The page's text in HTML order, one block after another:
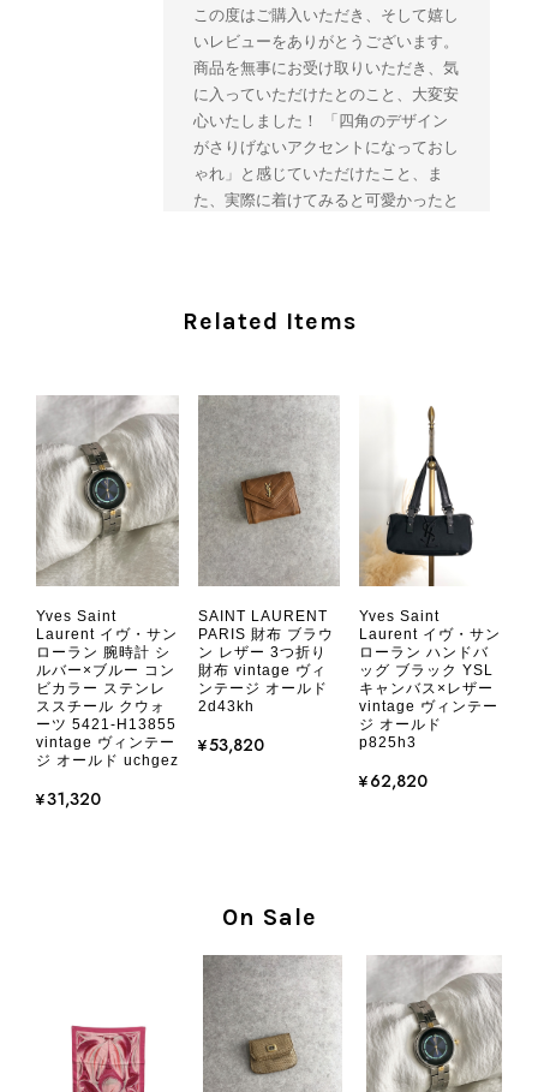
この度はご購入いただき、そして嬉し
いレビューをありがとうございます。
商品を無事にお受け取りいただき、気
に入っていただけたとのこと、大変安
心いたしました！ 「四角のデザイン
がさりげないアクセントになっておし
ゃれ」と感じていただけたこと、ま
た、実際に着けてみると可愛かったと
ご愛用いただけましたら幸いです。
談ください。 またご縁がございまし
たら、ぜひよろしくお願いいたしま
す。 VintageShop solo
2026/08/05
とても気に入りました、目立たないシャネルのロゴがとてもいい
です
この度はご購入いただき、そして素敵
ィンテージならではの上品な魅力を感
大変励みになります！ ぜひこれから
末永くご愛用いただけましたら幸いで
す。 また気になる商品やご不明な点
などございましたら、いつでもお気軽
にご相談ください。 またご縁がござ
Related Items
Yves Saint
Laurent イヴ・サン
ローラン 腕時計 シ
ルバー×ブルー コン
ビカラー ステンレ
ススチール クウォ
ーツ 5421-H13855
vintage ヴィンテー
ジ オールド uchgez
¥31,320
SAINT LAURENT
PARIS 財布 ブラウ
ン レザー 3つ折り
財布 vintage ヴィ
ンテージ オールド
2d43kh
¥53,820
Yves Saint
Laurent イヴ・サン
ローラン ハンドバ
ッグ ブラック YSL
キャンバス×レザー
vintage ヴィンテー
ジ オールド
p825h3
¥62,820
On Sale